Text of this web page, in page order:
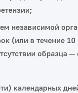
независимой
(или в течение 10
образца —
календарных